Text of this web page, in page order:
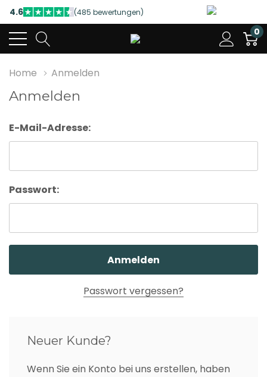
4.6 (485 bewertungen)
4.6
0
Home Anmelden
Anmelden
E-Mail-Adresse:
Passwort:
Passwort vergessen?
Neuer Kunde?
Wenn Sie ein Konto bei uns erstellen, haben